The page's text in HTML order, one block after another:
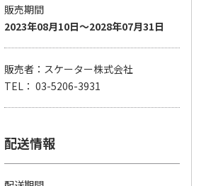
販売期間
2023年08月10日～2028年07月31日
販売者：スケーター株式会社
TEL： 03-5206-3931
配送情報